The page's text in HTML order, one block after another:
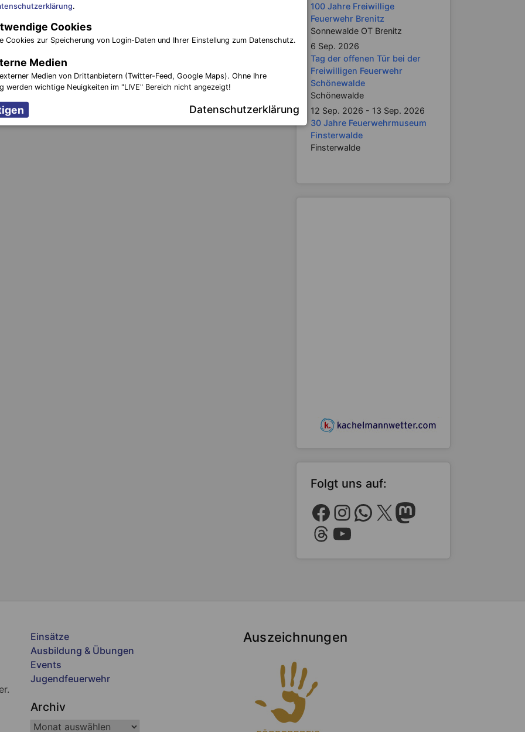
100 Jahre Freiwillige
Feuerwehr Brenitz
Sonnewalde OT Brenitz
6 Sep. 2026
Tag der offenen Tür bei der
Freiwilligen Feuerwehr
Schönewalde
Schönewalde
12 Sep. 2026 - 13 Sep. 2026
30 Jahre Feuerwehrmuseum
Finsterwalde
Finsterwalde
Folgt uns auf:
Facebook
Instagram
WhatsApp
X Mastodon
Threads
YouTube
Einsätze
Ausbildung & Übungen
Events
Jugendfeuerwehr
Archiv
Auszeichnungen
.
Cookies
Cookies zur Speicherung von Login-Daten und Ihrer Einstellung zum Datenschutz.
Medien
Medien von Drittanbietern (Twitter-Feed, Google Maps). Ohne Ihre
werden wichtige Neuigkeiten im "LIVE" Bereich nicht angezeigt!
Datenschutzerklärung